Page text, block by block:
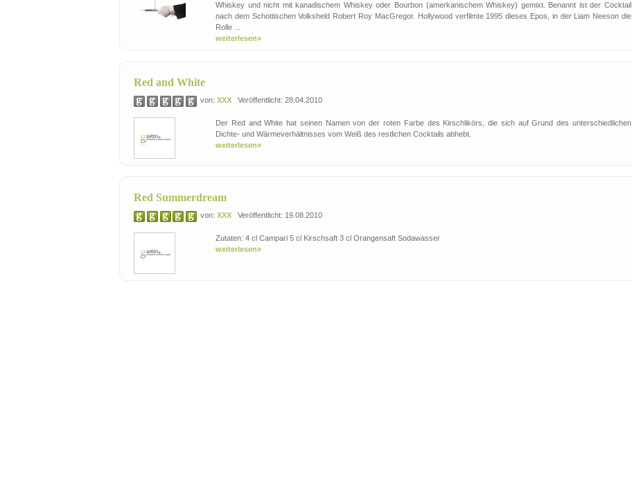
Whiskey und nicht mit kanadischem Whiskey oder Bourbon (amerkanischem Whiskey) gemixt. Benannt ist der Cocktail
nach dem Schottischen Volksheld Robert Roy MacGregor. Hollywood verfilmte 1995 dieses Epos, in der Liam Neeson die
Rolle ...
weiterlesen»
Red and White
von: XXX Veröffentlicht: 28.04.2010
Der Red and White hat seinen Namen von der roten Farbe des Kirschlikörs, die sich auf Grund des unterschiedlichen
Dichte- und Wärmeverhältnisses vom Weiß des restlichen Cocktails abhebt.
weiterlesen»
Red Summerdream
von: XXX Veröffentlicht: 19.08.2010
Zutaten: 4 cl Campari 5 cl Kirschsaft 3 cl Orangensaft Sodawasser
weiterlesen»